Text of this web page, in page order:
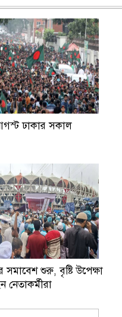
ঢাকার সকাল
শুরু, বৃষ্টি উপেক্ষা
নেতাকর্মীরা